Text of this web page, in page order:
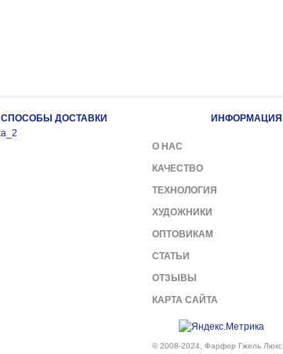
СПОСОБЫ ДОСТАВКИ ИНФОРМАЦИЯ
О НАС
КАЧЕСТВО
ТЕХНОЛОГИЯ
ХУДОЖНИКИ
ОПТОВИКАМ
СТАТЬИ
ОТЗЫВЫ
КАРТА САЙТА
© 2008-2024, Фарфор Гжель Люкс